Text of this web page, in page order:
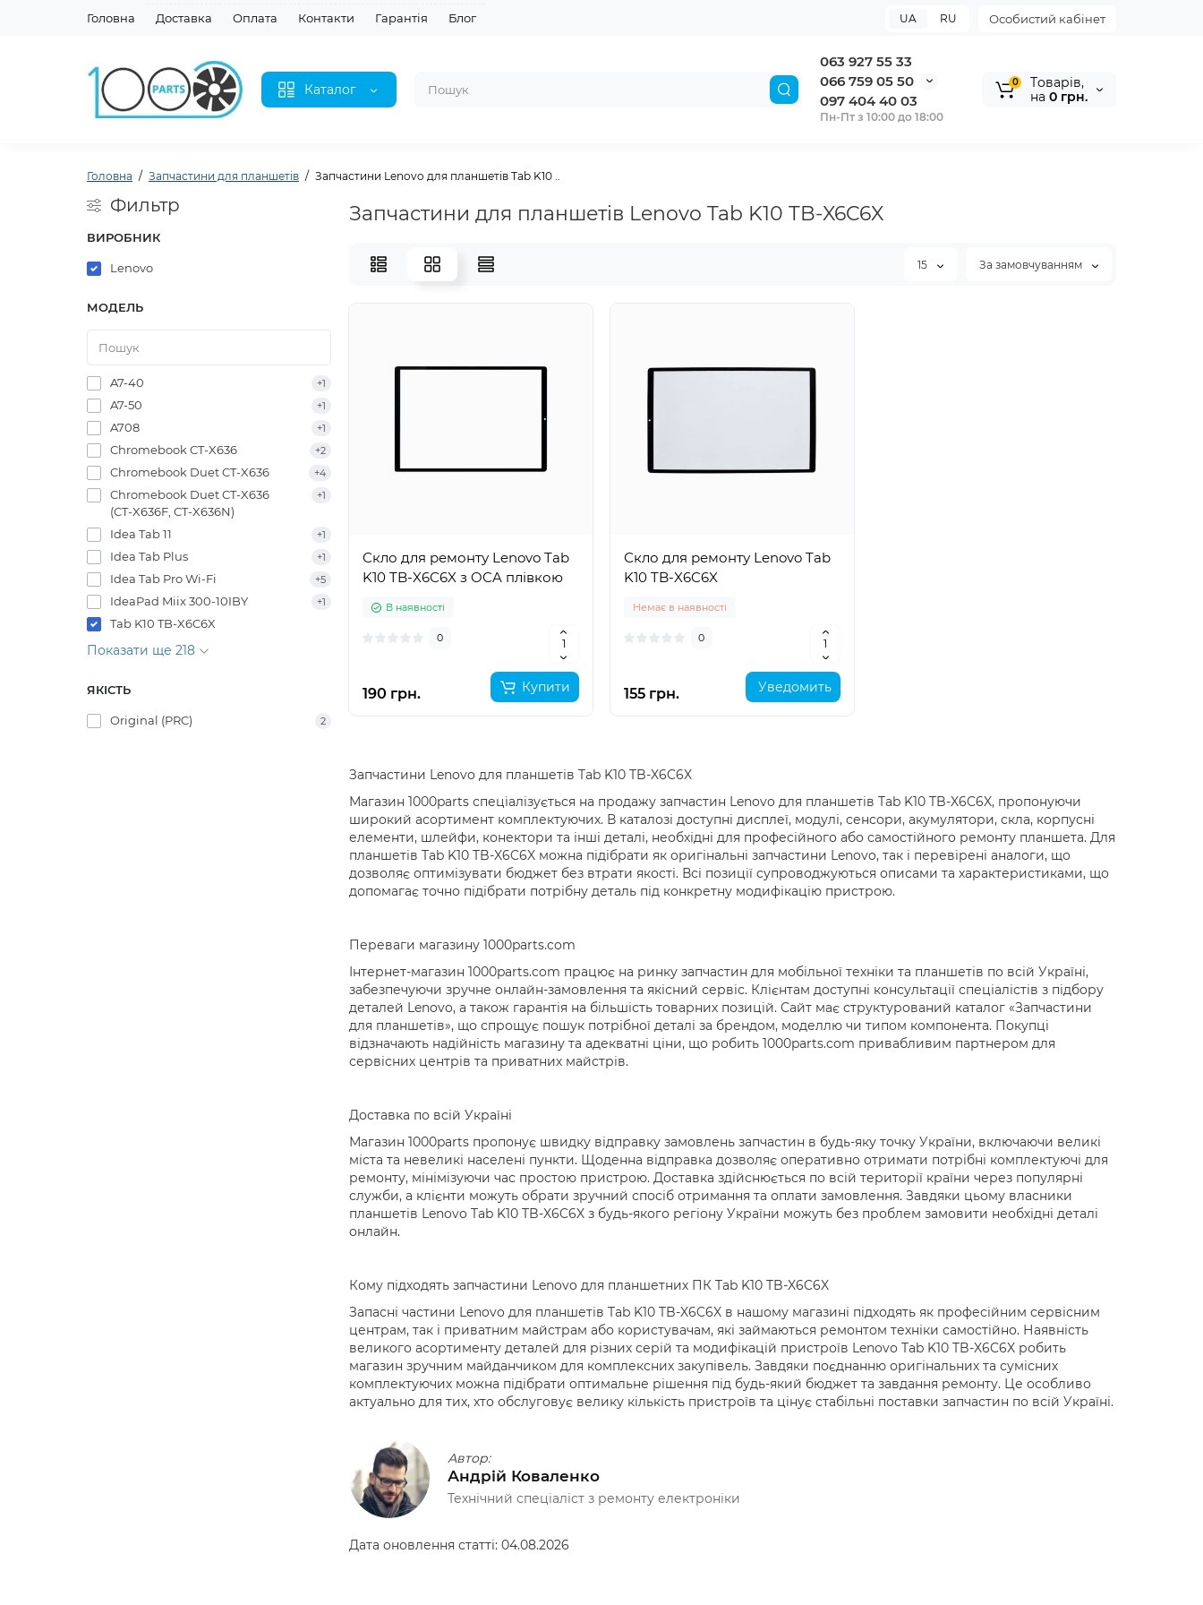
Головна Доставка Оплата Контакти Гарантія Блог Особистий кабінет
UA RU
Каталог
063 927 55 33
066 759 05 50
097 404 40 03
Пн-Пт з 10:00 до 18:00
0
Tоварів,
на 0 грн.
Головна Запчастини для планшетів Запчастини Lenovo для планшетів Tab K10 ..
Фильтр
ВИРОБНИК
Lenovo
МОДЕЛЬ
A7-40 +1
A7-50 +1
A708 +1
Chromebook CT-X636 +2
Chromebook Duet CT-X636 +4
Chromebook Duet CT-X636
(CT-X636F, CT-X636N)
+1
Idea Tab 11 +1
Idea Tab Plus +1
Idea Tab Pro Wi-Fi +5
IdeaPad Miix 300-10IBY +1
Tab K10 TB-X6C6X
Показати ще 218
ЯКІСТЬ
Original (PRC) 2
Запчастини для планшетів Lenovo Tab K10 TB-X6C6X
15 За замовчуванням
Скло для ремонту Lenovo Tab
K10 TB-X6C6X з OCA плівкою
В наявності
0
190 грн. Купити
Скло для ремонту Lenovo Tab
K10 TB-X6C6X
Немає в наявності
0
155 грн. Уведомить
Запчастини Lenovo для планшетів Tab K10 TB-X6C6X
Магазин 1000parts спеціалізується на продажу запчастин Lenovo для планшетів Tab K10 TB-X6C6X, пропонуючи
широкий асортимент комплектуючих. В каталозі доступні дисплеї, модулі, сенсори, акумулятори, скла, корпусні
елементи, шлейфи, конектори та інші деталі, необхідні для професійного або самостійного ремонту планшета. Для
планшетів Tab K10 TB-X6C6X можна підібрати як оригінальні запчастини Lenovo, так і перевірені аналоги, що
дозволяє оптимізувати бюджет без втрати якості. Всі позиції супроводжуються описами та характеристиками, що
допомагає точно підібрати потрібну деталь під конкретну модифікацію пристрою.
Переваги магазину 1000parts.com
Інтернет-магазин 1000parts.com працює на ринку запчастин для мобільної техніки та планшетів по всій Україні,
забезпечуючи зручне онлайн-замовлення та якісний сервіс. Клієнтам доступні консультації спеціалістів з підбору
деталей Lenovo, а також гарантія на більшість товарних позицій. Сайт має структурований каталог «Запчастини
для планшетів», що спрощує пошук потрібної деталі за брендом, моделлю чи типом компонента. Покупці
відзначають надійність магазину та адекватні ціни, що робить 1000parts.com привабливим партнером для
сервісних центрів та приватних майстрів.
Доставка по всій Україні
Магазин 1000parts пропонує швидку відправку замовлень запчастин в будь-яку точку України, включаючи великі
міста та невеликі населені пункти. Щоденна відправка дозволяє оперативно отримати потрібні комплектуючі для
ремонту, мінімізуючи час простою пристрою. Доставка здійснюється по всій території країни через популярні
служби, а клієнти можуть обрати зручний спосіб отримання та оплати замовлення. Завдяки цьому власники
планшетів Lenovo Tab K10 TB-X6C6X з будь-якого регіону України можуть без проблем замовити необхідні деталі
онлайн.
Кому підходять запчастини Lenovo для планшетних ПК Tab K10 TB-X6C6X
Запасні частини Lenovo для планшетів Tab K10 TB-X6C6X в нашому магазині підходять як професійним сервісним
центрам, так і приватним майстрам або користувачам, які займаються ремонтом техніки самостійно. Наявність
великого асортименту деталей для різних серій та модифікацій пристроїв Lenovo Tab K10 TB-X6C6X робить
магазин зручним майданчиком для комплексних закупівель. Завдяки поєднанню оригінальних та сумісних
комплектуючих можна підібрати оптимальне рішення під будь-який бюджет та завдання ремонту. Це особливо
актуально для тих, хто обслуговує велику кількість пристроїв та цінує стабільні поставки запчастин по всій Україні.
Автор:
Андрій Коваленко
Технічний спеціаліст з ремонту електроніки
Дата оновлення статті: 04.08.2026